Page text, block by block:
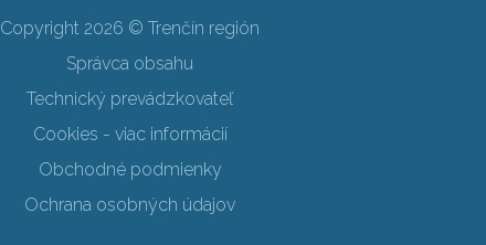
Copyright 2026 © Trenčín región
Správca obsahu
Technický prevádzkovateľ
Cookies - viac informácií
Obchodné podmienky
Ochrana osobných údajov